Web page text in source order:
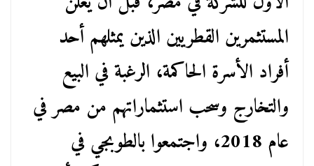
المستثمرين القطريين الذين يمثلهم أحد
أفراد الأسرة الحاكمة، الرغبة في البيع
والتخارج وسحب استثماراتهم من مصر في
عام 2018، واجتمعوا بالطوبجي في